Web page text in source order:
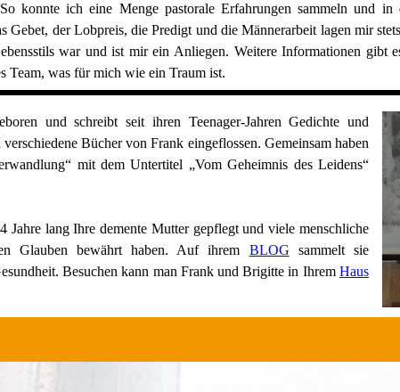
konnte ich eine Menge pastorale Erfahrungen sammeln und
Gebet, der Lobpreis, die Predigt und die Männerarbeit lagen mir
war und ist mir ein Anliegen. Weitere Informationen gibt
Team, was für mich wie ein Traum ist.
und schreibt seit ihren Teenager-Jahren Gedichte und
Bücher von Frank eingeflossen. Gemeinsam haben
mit dem Untertitel „Vom Geheimnis des Leidens“
Jahre lang Ihre demente Mutter gepflegt und viele menschliche
Glauben bewährt haben. Auf ihrem BLOG sammelt sie
Besuchen kann man Frank und Brigitte in Ihrem Haus